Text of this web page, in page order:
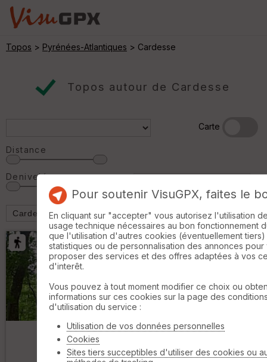
Topos > Pyrénées-Atlantiques > Cardesse
Topos autour de Cardesse
Carte
Distance
Denivelé
des 3 pommes
Pour soutenir VisuGPX, faites le
En cliquant sur "accepter" vous autorisez l'utilisation
usage technique nécessaires au bon fonctionnement
que l'utilisation d'autres cookies (éventuellement
statistiques ou de personnalisation des annonces pour
proposer des services et des offres adaptées à vos
d'interêt.
Vous pouvez à tout moment modifier ce choix ou
informations sur ces cookies sur la page des
d'utilisation du service :
Utilisation de vos données personnelles
Cookies
Sites tiers succeptibles d'utiliser des cookies ou